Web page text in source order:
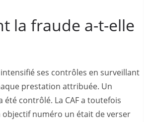
la fraude a-t-elle
intensifié ses contrôles en surveillant
prestation attribuée. Un
été contrôlé. La CAF a toutefois
objectif numéro un était de verser